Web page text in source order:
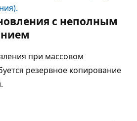
с неполным
при массовом
резервное копирование